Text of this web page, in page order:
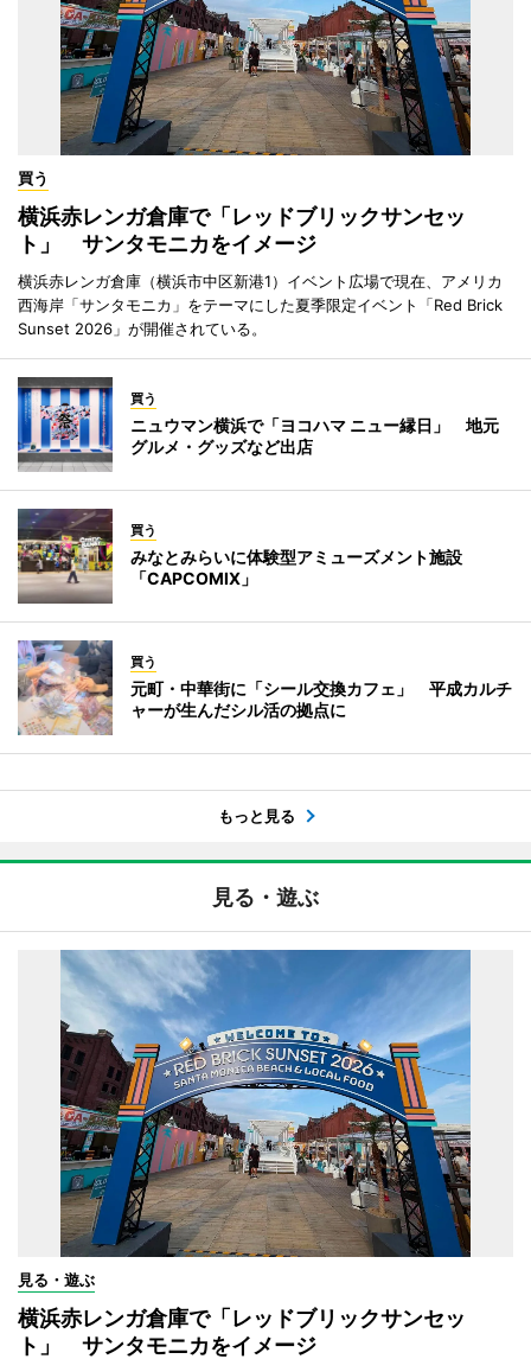
買う
横浜赤レンガ倉庫で「レッドブリックサンセッ
ト」 サンタモニカをイメージ
横浜赤レンガ倉庫（横浜市中区新港1）イベント広場で現在、アメリカ
西海岸「サンタモニカ」をテーマにした夏季限定イベント「Red Brick
Sunset 2026」が開催されている。
買う
ニュウマン横浜で「ヨコハマ ニュー縁日」 地元
グルメ・グッズなど出店
買う
みなとみらいに体験型アミューズメント施設
「CAPCOMIX」
買う
元町・中華街に「シール交換カフェ」 平成カルチ
ャーが生んだシル活の拠点に
もっと見る
見る・遊ぶ
見る・遊ぶ
横浜赤レンガ倉庫で「レッドブリックサンセッ
ト」 サンタモニカをイメージ